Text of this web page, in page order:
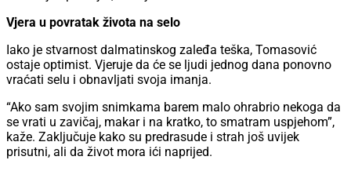
Vjera u povratak života na selo
Iako je stvarnost dalmatinskog zaleđa teška, Tomasović
ostaje optimist. Vjeruje da će se ljudi jednog dana ponovno
vraćati selu i obnavljati svoja imanja.
“Ako sam svojim snimkama barem malo ohrabrio nekoga da
se vrati u zavičaj, makar i na kratko, to smatram uspjehom”,
kaže. Zaključuje kako su predrasude i strah još uvijek
prisutni, ali da život mora ići naprijed.